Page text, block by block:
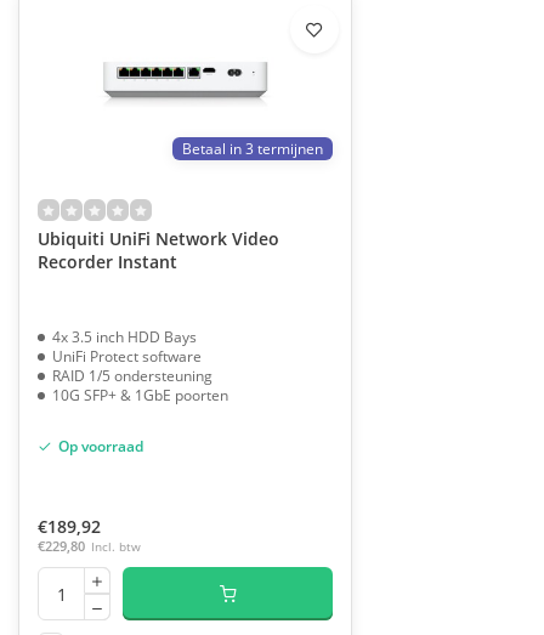
Betaal in 3 termijnen
Ubiquiti UniFi Network Video
Recorder Instant
4x 3.5 inch HDD Bays
UniFi Protect software
RAID 1/5 ondersteuning
10G SFP+ & 1GbE poorten
Op voorraad
€189,92
€229,80 Incl. btw